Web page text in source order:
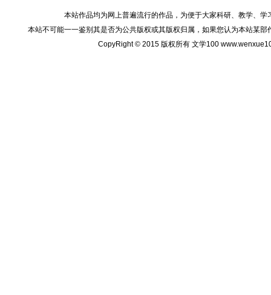
本站作品均为网上普遍流行的作品，为便于大家科研、教学、
本站不可能一一鉴别其是否为公共版权或其版权归属，如果您认为本站某
CopyRight © 2015 版权所有 文学100